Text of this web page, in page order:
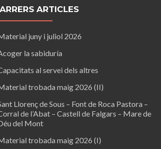
ARTICLES
juny i juliol 2026
la sabiduría
al servei dels altres
trobada maig 2026 (II)
Llorenç de Sous – Font de Roca Pastora –
de l’Abat – Castell de Falgars – Mare de
del Mont
trobada maig 2026 (I)